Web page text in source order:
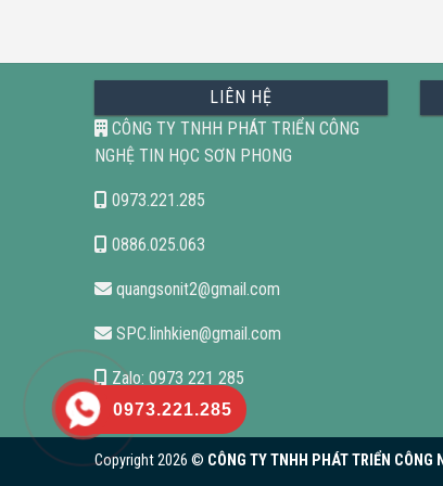
LIÊN HỆ
CÔNG TY TNHH PHÁT TRIỂN CÔNG
NGHỆ TIN HỌC SƠN PHONG
0973.221.285
0886.025.063
quangsonit2@gmail.com
SPC.linhkien@gmail.com
Zalo: 0973 221 285
Copyright 2026 © CÔNG TY TNHH PHÁT TRIỂN
0973.221.285